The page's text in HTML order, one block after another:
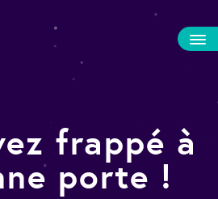
frappé à
porte !